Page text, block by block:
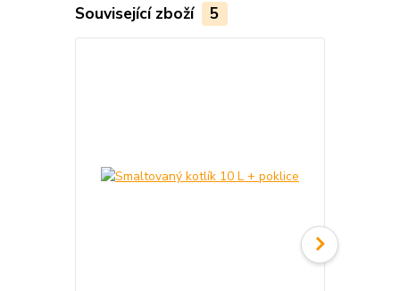
Související zboží 5